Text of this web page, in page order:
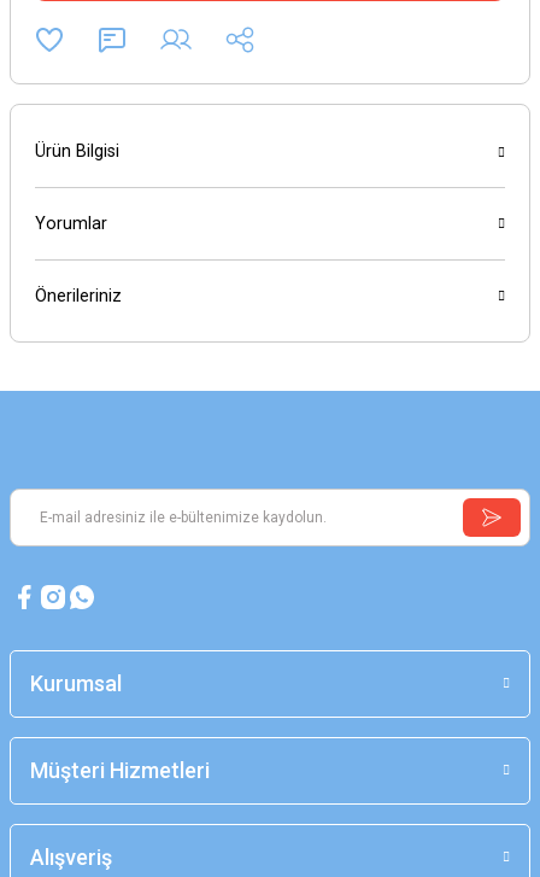
Ürün Bilgisi
Yorumlar
Önerileriniz
Kurumsal
Müşteri Hizmetleri
Alışveriş